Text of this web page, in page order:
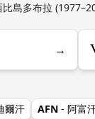
島多布拉
→
爾汗 AFN - 阿富